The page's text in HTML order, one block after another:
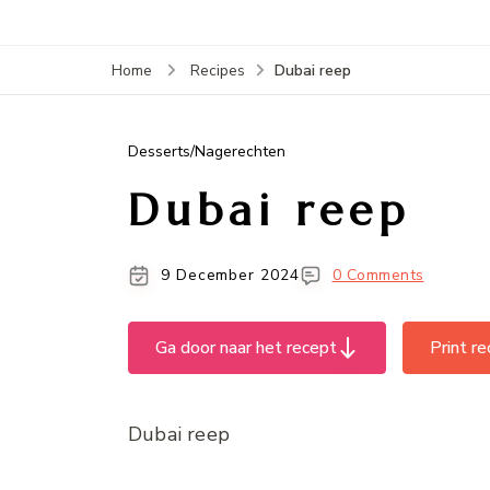
Home Recipes Dubai reep
Desserts/Nagerechten
Dubai reep
9 December 2024 0 Comments
Ga door naar het recept Print
Dubai reep